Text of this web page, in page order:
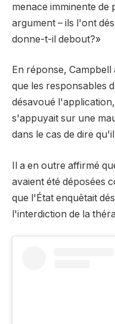
menace imminente de
argument – ils l'ont
donne-t-il debout?»
En réponse,
que les responsables
désavoué
s'appuyait sur une
dans le cas de dire
Il a en outre affirmé
avaient été déposées
que l'État enquêtait
l'interdiction de la